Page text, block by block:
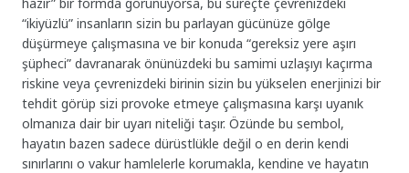
“ikiyüzlü” insanların sizin bu parlayan gücünüze gölge
düşürmeye çalışmasına ve bir konuda “gereksiz yere aşırı
şüpheci” davranarak önünüzdeki bu samimi uzlaşıyı kaçırma
riskine veya çevrenizdeki birinin sizin bu yükselen enerjinizi bir
tehdit görüp sizi provoke etmeye çalışmasına karşı uyanık
olmanıza dair bir uyarı niteliği taşır. Özünde bu sembol,
hayatın bazen sadece dürüstlükle değil o en derin kendi
sınırlarını o vakur hamlelerle korumakla, kendine ve hayatın